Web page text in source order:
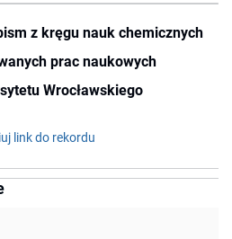
z kręgu nauk chemicznych
prac naukowych
Wrocławskiego
link do rekordu